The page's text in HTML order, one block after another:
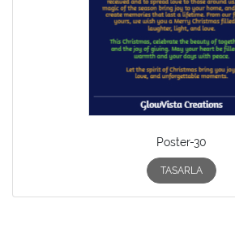
Poster-30
TASARLA